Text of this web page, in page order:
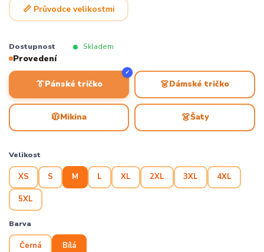
📏 Průvodce velikostmi
Dostupnost Skladem
Provedení
👔Pánské tričko
✓
👗Dámské tričko
🧥Mikina 👗Šaty
Velikost
XS S M L XL 2XL 3XL 4XL
5XL
Barva
Černá Bílá